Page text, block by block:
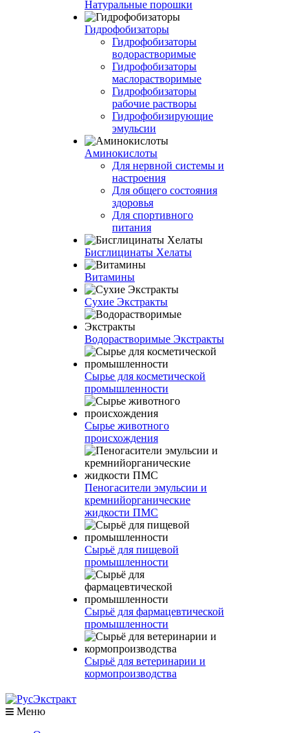
Натуральные порошки
Гидрофобизаторы
Гидрофобизаторы
водорастворимые
Гидрофобизаторы
маслорастворимые
Гидрофобизаторы
рабочие растворы
Гидрофобизирующие
эмульсии
Аминокислоты
Для нервной системы и
настроения
Для общего состояния
здоровья
Для спортивного
питания
Бисглицинаты Хелаты
Витамины
Сухие Экстракты
Водорастворимые Экстракты
Сырье для косметической
промышленности
Сырье животного
происхождения
Пеногасители эмульсии и
кремнийорганические
жидкости ПМС
Сырьё для пищевой
промышленности
Сырьё для фармацевтической
промышленности
Сырьё для ветеринарии и
кормопроизводства
Меню